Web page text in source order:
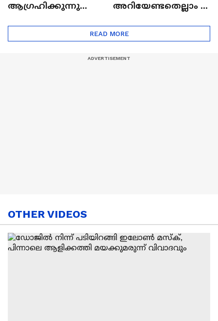
ആഗ്രഹിക്കുന്നുണ്ടോ
ട്രെൻഡിനെക്കുറിച്ച് |
Nail Art | Trends Cafe
അറിയേണ്ടതെല്ലാം |
Cancer
READ MORE
OTHER VIDEOS